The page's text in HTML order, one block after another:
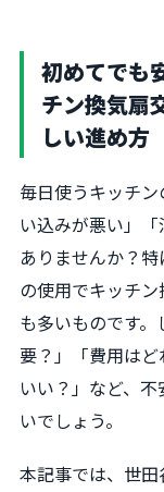
初めてでも
チン換気扇
しい進め方
毎日使うキッチ
い込みが悪い」
ありませんか？
の使用でキッチ
も多いものです
要？」「費用は
いい？」など、
いでしょう。
本記事では、世